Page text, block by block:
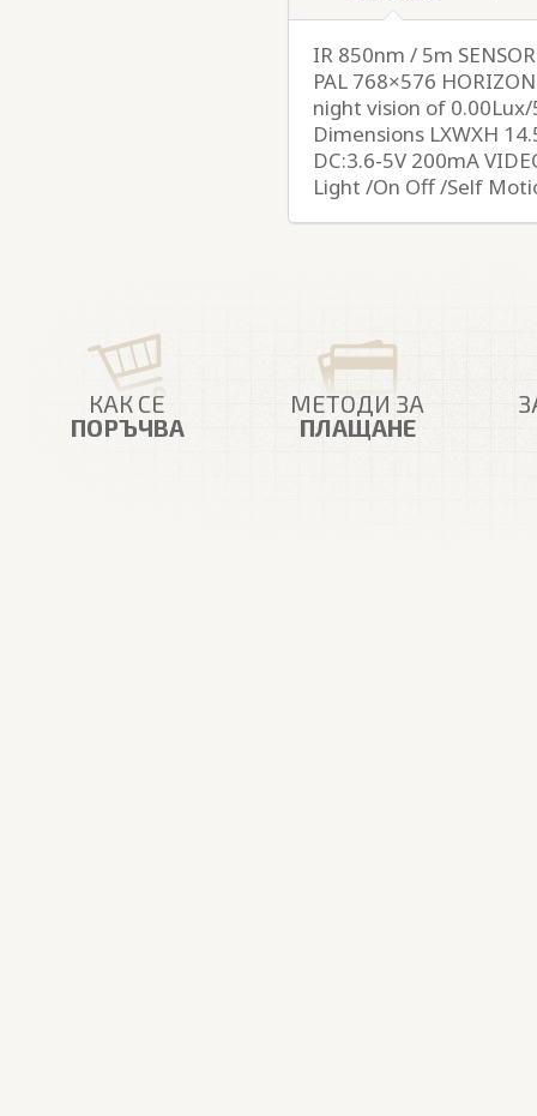
IR 850nm / 5m
PAL 768×576
night vision of 0.00Lux/
Dimensions LXWXH
DC:3.6-5V 200mA
Light /On Off /Self
КАК СЕ
ПОРЪЧВА
МЕТОДИ ЗА
ПЛАЩАНЕ